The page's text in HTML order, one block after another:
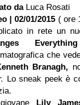
da Luca Rosati
| 02/01/2015 ( ore
in rete un
Everything
che
Branagh,
Lo sneak peek è
Lily